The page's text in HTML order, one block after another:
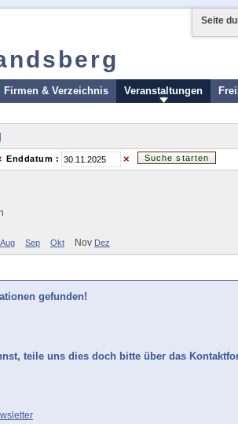
Seite
Firmen & Verzeichnis Veranstaltungen
Enddatum : ×
Aug Sep Okt Nov Dez
gefunden!
teile uns dies doch bitte über das